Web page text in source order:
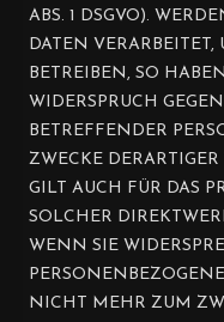
ABS. 1 DSGVO).
DATEN
BETREIBEN, SO
WIDERSPRUCH
BETREFFENDER
ZWECKE
GILT AUCH FÜR DAS
SOLCHER
WENN SIE
NICHT MEHR ZUM